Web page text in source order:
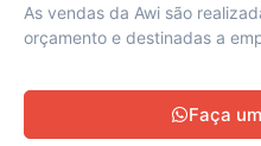
As vendas da Awi são
orçamento e destinadas a
Faça